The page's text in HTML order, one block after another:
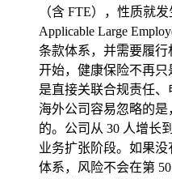
（含 FTE），性质就
Applicable Large
条款体系，并需要履
开始，健康保险不再只
是直接关联合规责任
海外公司容易忽略的
的。公司从 30 人增长
业务扩张阶段。如果
体系，风险不会在第